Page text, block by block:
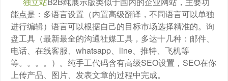
能点是：多语言设置（内置高级翻译，不同语言可以单独
进行编辑）语言可以根据自己的目标市场选择精准的。询
盘工具（最新最全的沟通社媒工具，多达十几种：邮件、
电话、在线客服、whatsapp、line、推特、飞机等
等。。。。）。纯手工代码含有高级SEO设置，SEO在你
上传产品、图片、发表文章的过程中完成。